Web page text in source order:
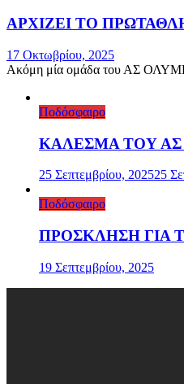
ΑΡΧΙΖΕΙ ΤΟ
17 Οκτωβρίου, 2025
Ακόμη μία ομάδα του ΑΣ
Ποδόσφαιρο
ΚΑΛΕΣΜΑ ΤΟΥ ΑΣ
25 Σεπτεμβρίου, 202525
Ποδόσφαιρο
ΠΡΟΣΚΛΗΣΗ ΓΙΑ
19 Σεπτεμβρίου, 2025